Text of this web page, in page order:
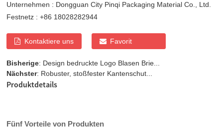
Unternehmen : Dongguan City Pinqi Packaging Material Co., Ltd.
Festnetz :+86 18028282944
Kontaktiere uns Favorit
Bisherige: Design bedruckte Logo Blasen Brie...
Nächster: Robuster, stoßfester Kantenschut...
Produktdetails
Fünf Vorteile von Produkten